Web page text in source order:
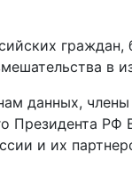
в
данных,
РФ
и их